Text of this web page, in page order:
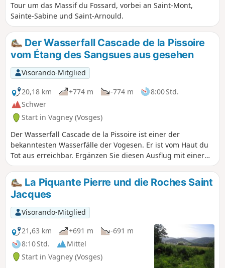
Tour um das Massif du Fossard, vorbei an Saint-Mont,
Sainte-Sabine und Saint-Arnould.
Der Wasserfall Cascade de la Pissoire
vom Étang des Sangsues aus gesehen
Visorando-Mitglied
20,18 km
+774 m -774 m
8:00 Std.
Schwer
Start in Vagney (Vosges)
Der Wasserfall Cascade de la Pissoire ist einer der
bekanntesten Wasserfälle der Vogesen. Er ist vom Haut du
Tot aus erreichbar. Ergänzen Sie diesen Ausflug mit einer
Erkundung der umliegenden Gipfel wie Moyemont und
Chèvre Roche, die beide einen herrlichen Ausblick auf die
Region bieten. Der erste Teil der Wanderung führt bergauf
zum Chèvre Roche, vorbei an der Fontaine
Baptistminicandré. Nach dem Chèvre Roche führt der Weg
über den Sapin Géant, die Croix Lambia, den Wasserfall
Cascade de la Pissoire und das Dorf Haut du Tot bis zum
Moyemont. Auf dem letzten Abschnitt können Sie die
Balcons de la Hazelle und den Étang des Sangsues
entdecken.
La Piquante Pierre und die Roches Saint
Jacques
Visorando-Mitglied
21,63 km
+691 m
-691 m
8:10 Std.
Mittel
Start in Vagney (Vosges)